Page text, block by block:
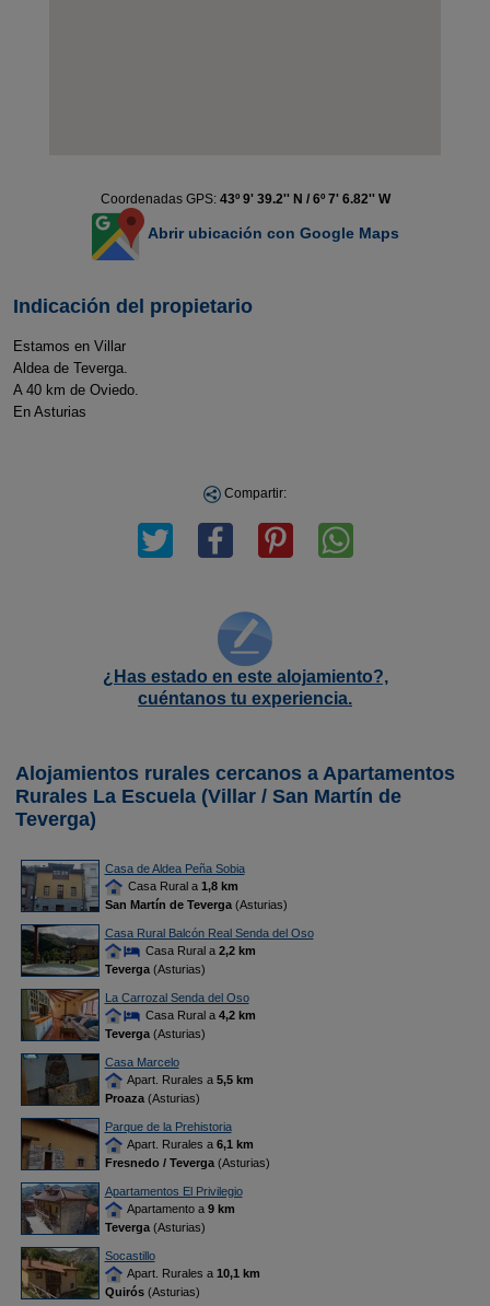
Coordenadas GPS: 43º 9' 39.2'' N / 6º 7' 6.82'' W
Abrir ubicación con Google Maps
Indicación del propietario
Estamos en Villar
Aldea de Teverga.
A 40 km de Oviedo.
En Asturias
Compartir:
¿Has estado en este alojamiento?,
cuéntanos tu experiencia.
Alojamientos rurales cercanos a Apartamentos
Rurales La Escuela (Villar / San Martín de
Teverga)
Casa de Aldea Peña Sobia
Casa Rural a 1,8 km
San Martín de Teverga(Asturias)
Casa Rural Balcón Real Senda del Oso
Casa Rural a 2,2 km
Teverga(Asturias)
La Carrozal Senda del Oso
Casa Rural a 4,2 km
Teverga(Asturias)
Casa Marcelo
Apart. Rurales a 5,5 km
Proaza(Asturias)
Parque de la Prehistoria
Apart. Rurales a 6,1 km
Fresnedo / Teverga(Asturias)
Apartamentos El Privilegio
Apartamento a 9 km
Teverga(Asturias)
Socastillo
Apart. Rurales a 10,1 km
Quirós(Asturias)